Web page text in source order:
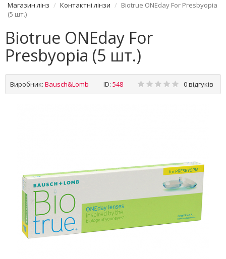
Магазин лінз Контактні лінзи
Biotrue ONEday For Presbyopia
(5 шт.)
Biotrue ONEday For
Presbyopia (5 шт.)
Виробник: Bausch&Lomb ID: 548 0 відгуків